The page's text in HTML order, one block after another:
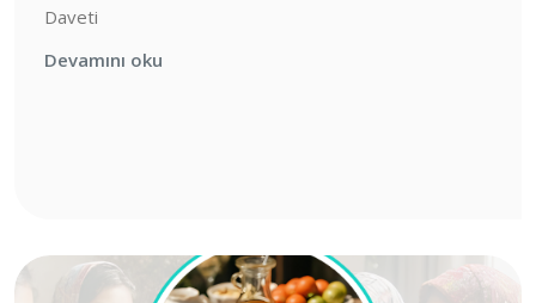
Daveti
Devamını oku